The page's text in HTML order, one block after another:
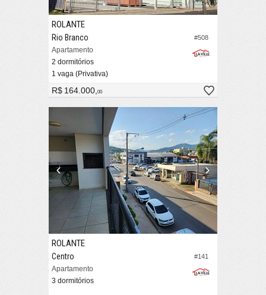
#508
ROLANTE
Rio Branco
Apartamento
2 dormitórios
1 vaga (Privativa)
R$ 164.000,00
#141
ROLANTE
Centro
Apartamento
3 dormitórios